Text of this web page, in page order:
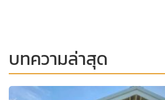
บทความล่าสุด